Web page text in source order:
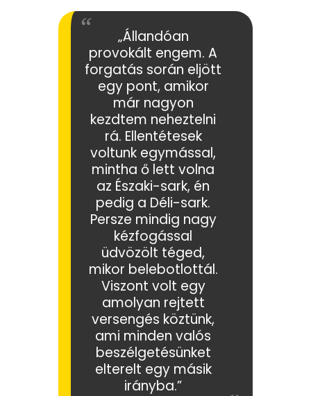
„Állandóan
provokált engem. A
forgatás során eljött
egy pont, amikor
már nagyon
kezdtem neheztelni
rá. Ellentétesek
voltunk egymással,
mintha ő lett volna
az Északi-sark, én
pedig a Déli-sark.
Persze mindig nagy
kézfogással
üdvözölt téged,
mikor belebotlottál.
Viszont volt egy
amolyan rejtett
versengés köztünk,
ami minden valós
beszélgetésünket
elterelt egy másik
irányba.”